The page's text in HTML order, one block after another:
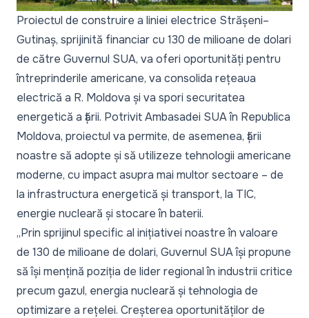
Proiectul de construire a liniei electrice Strășeni–
Gutinaș, sprijinită financiar cu 130 de milioane de dolari
de către Guvernul SUA, va oferi oportunități pentru
întreprinderile americane, va consolida rețeaua
electrică a R. Moldova și va spori securitatea
energetică a țării. Potrivit Ambasadei SUA în Republica
Moldova, proiectul va permite, de asemenea, țării
noastre să adopte și să utilizeze tehnologii americane
moderne, cu impact asupra mai multor sectoare – de
la infrastructura energetică și transport, la TIC,
energie nucleară și stocare în baterii.
„Prin sprijinul specific al inițiativei noastre în valoare
de 130 de milioane de dolari, Guvernul SUA își propune
să își mențină poziția de lider regional în industrii critice
precum gazul, energia nucleară și tehnologia de
optimizare a rețelei. Creșterea oportunităților de